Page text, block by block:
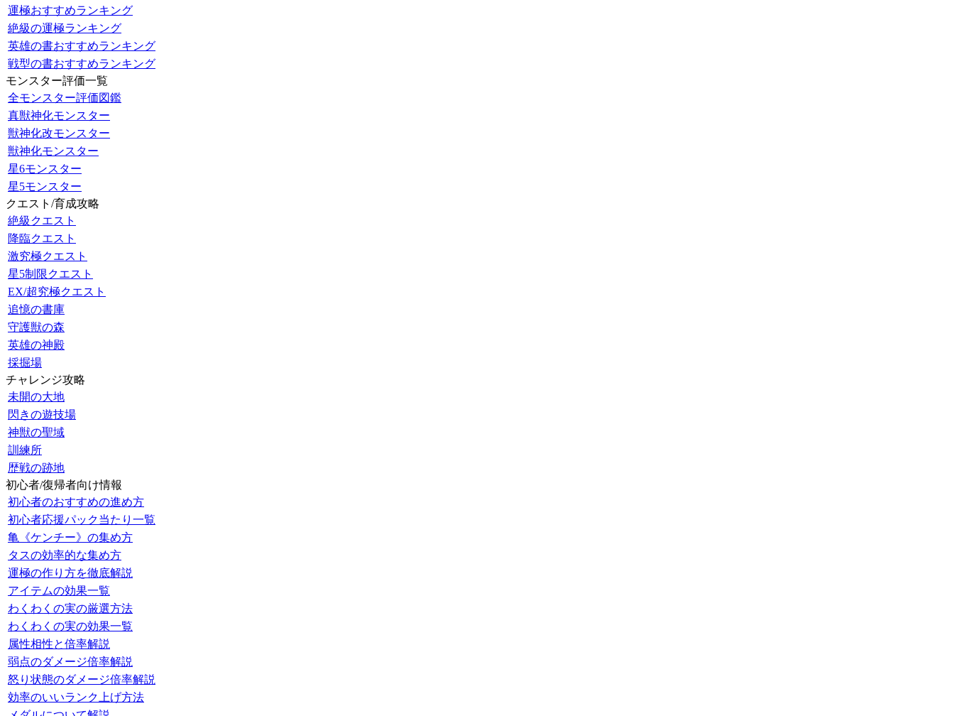
運極おすすめランキング
絶級の運極ランキング
英雄の書おすすめランキング
戦型の書おすすめランキング
モンスター評価一覧
全モンスター評価図鑑
真獣神化モンスター
獣神化改モンスター
獣神化モンスター
星6モンスター
星5モンスター
クエスト/育成攻略
絶級クエスト
降臨クエスト
激究極クエスト
星5制限クエスト
EX/超究極クエスト
追憶の書庫
守護獣の森
英雄の神殿
採掘場
チャレンジ攻略
未開の大地
閃きの遊技場
神獣の聖域
訓練所
歴戦の跡地
初心者/復帰者向け情報
初心者のおすすめの進め方
初心者応援パック当たり一覧
亀《ケンチー》の集め方
タスの効率的な集め方
運極の作り方を徹底解説
アイテムの効果一覧
わくわくの実の厳選方法
わくわくの実の効果一覧
属性相性と倍率解説
弱点のダメージ倍率解説
怒り状態のダメージ倍率解説
効率のいいランク上げ方法